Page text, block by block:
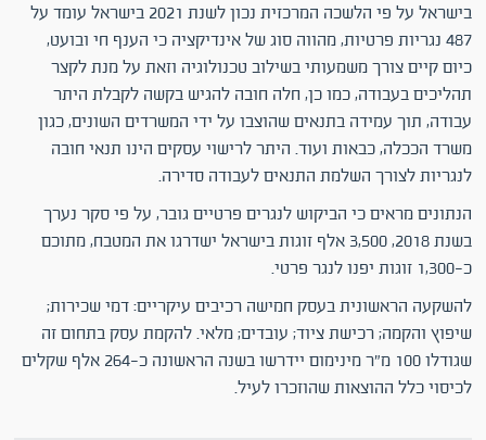
בישראל על פי הלשכה המרכזית נכון לשנת 2021 בישראל עומד על
487 נגריות פרטיות, מהווה סוג של אינדיקציה כי הענף חי ובועט,
כיום קיים צורך משמעותי בשילוב טכנולוגיה וזאת על מנת לקצר
תהליכים בעבודה, כמו כן, חלה חובה להגיש בקשה לקבלת היתר
עבודה, תוך עמידה בתנאים שהוצבו על ידי המשרדים השונים, כגון
משרד הככלה, כבאות ועוד. היתר לרישוי עסקים הינו תנאי חובה
לנגריות לצורך השלמת התנאים לעבודה סדירה.
הנתונים מראים כי הביקוש לנגרים פרטיים גובר, על פי סקר נערך
בשנת 2018, 3,500 אלף זוגות בישראל ישדרגו את המטבח, מתוכם
כ-1,300 זוגות יפנו לנגר פרטי.
להשקעה הראשונית בעסק חמישה רכיבים עיקריים: דמי שכירות;
שיפוץ והקמה; רכישת ציוד; עובדים; מלאי. להקמת עסק בתחום זה
שגודלו 100 מ"ר מינימום יידרשו בשנה הראשונה כ-264 אלף שקלים
לכיסוי כלל ההוצאות שהוזכרו לעיל.